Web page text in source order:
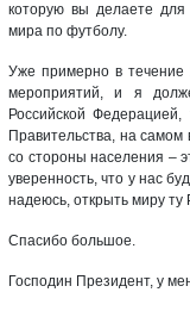
которую вы делаете для
мира по футболу.
Уже примерно в течение
мероприятий, и я
Российской
Правительства, на
со стороны населения –
уверенность, что у нас
надеюсь, открыть миру
Спасибо большое.
Господин Президент, у